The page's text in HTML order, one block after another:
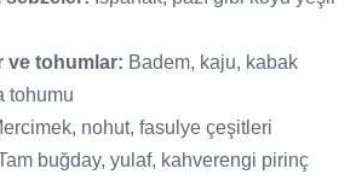
ve tohumlar: Badem, kaju, kabak
tohumu
nohut, fasulye çeşitleri
buğday, yulaf, kahverengi pirinç